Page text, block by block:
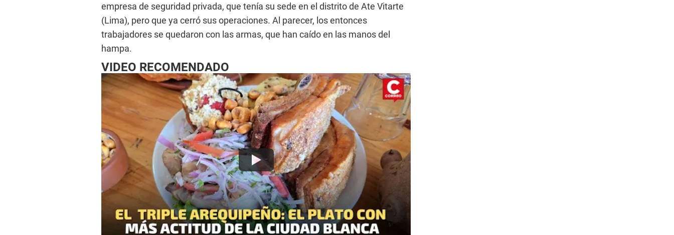
empresa de seguridad privada, que tenía su sede en el distrito de Ate Vitarte
(Lima), pero que ya cerró sus operaciones. Al parecer, los entonces
trabajadores se quedaron con las armas, que han caído en las manos del
hampa.
VIDEO RECOMENDADO